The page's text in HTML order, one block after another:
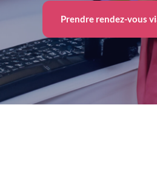
Prendre rendez-vous